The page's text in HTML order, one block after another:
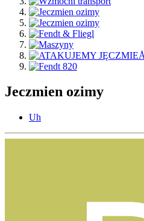
Jeczmien ozimy
Uh